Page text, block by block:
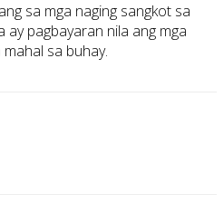
sa mga naging sangkot sa
ay pagbayaran nila ang mga
sa buhay.